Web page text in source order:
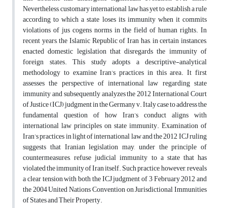
Nevertheless, customary international law has yet to establish a rule
according to which a state loses its immunity when it commits
violations of jus cogens norms in the field of human rights. In
recent years, the Islamic Republic of Iran has, in certain instances,
enacted domestic legislation that disregards the immunity of
foreign states. This study adopts a descriptive-analytical
methodology to examine Iran’s practices in this area. It first
assesses the perspective of international law regarding state
immunity and subsequently analyzes the 2012 International Court
of Justice (ICJ) judgment in the Germany v. Italy case to address the
fundamental question of how Iran’s conduct aligns with
international law principles on state immunity. Examination of
Iran’s practices in light of international law and the 2012 ICJ ruling
suggests that Iranian legislation may, under the principle of
countermeasures, refuse judicial immunity to a state that has
violated the immunity of Iran itself. Such practice, however, reveals
a clear tension with both the ICJ judgment of 3 February 2012 and
the 2004 United Nations Convention on Jurisdictional Immunities
of States and Their Property.